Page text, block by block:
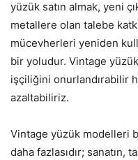
yüzük satın almak, yeni
metallere olan talebe
mücevherleri yeniden
bir yoludur. Vintage
işçiliğini onurlandırabilir
azaltabiliriz.
Vintage yüzük modelleri
daha fazlasıdır; sanatın,